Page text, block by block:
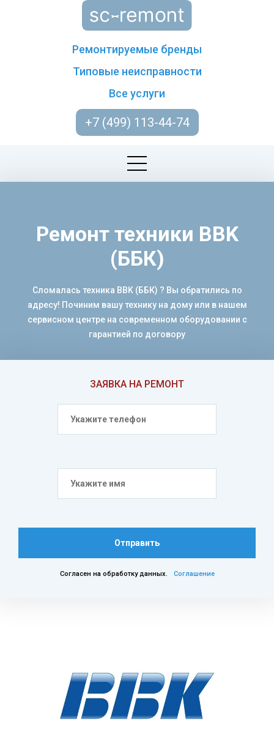
Ремонтируемые бренды
Типовые неисправности
Все услуги
+7 (499) 113-44-74
ЗАЯВКА НА РЕМОНТ
Отправить
Согласен на обработку данных. Соглашение
Ремонт техники BBK
(ББК)
Сломалась техника BBK (ББК) ? Вы обратились по
адресу! Починим вашу технику на дому или в нашем
сервисном центре на современном оборудовании с
гарантией по договору